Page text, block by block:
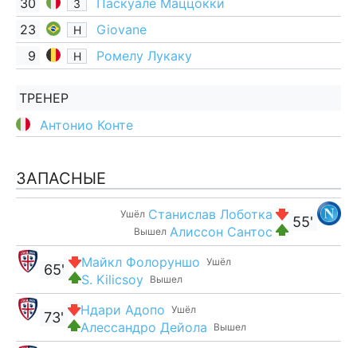
30
З
Паскуале Маццокки
23
Н
Giovane
9
Н Ромелу Лукаку
ТРЕНЕР
Антонио Конте
ЗАПАСНЫЕ
55'
Ушёл Станислав Лоботка
Вышел Алиссон Сантос
Ушёл
Майкл Фолоруншо
Вышел
S. Kilicsoy
65'
Ушёл
Ндари Адопо
Вышел
Алессандро Дейола
73'